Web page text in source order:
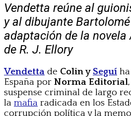
Vendetta reúne al
y al dibujante
adaptación de la novela
de R. J. Ellory
Vendetta de Colin ySeguí
España por Norma Editorial
suspense criminal de largo
la mafia radicada en los
corrupción política y la